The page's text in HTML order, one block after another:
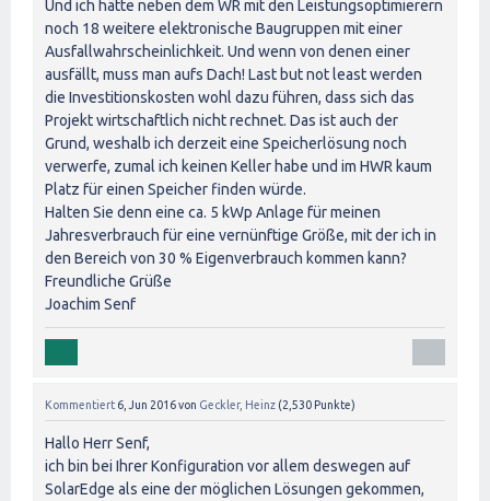
Und ich hätte neben dem WR mit den Leistungsoptimierern
noch 18 weitere elektronische Baugruppen mit einer
Ausfallwahrscheinlichkeit. Und wenn von denen einer
ausfällt, muss man aufs Dach! Last but not least werden
die Investitionskosten wohl dazu führen, dass sich das
Projekt wirtschaftlich nicht rechnet. Das ist auch der
Grund, weshalb ich derzeit eine Speicherlösung noch
verwerfe, zumal ich keinen Keller habe und im HWR kaum
Platz für einen Speicher finden würde.
Halten Sie denn eine ca. 5 kWp Anlage für meinen
Jahresverbrauch für eine vernünftige Größe, mit der ich in
den Bereich von 30 % Eigenverbrauch kommen kann?
Freundliche Grüße
Joachim Senf
Kommentiert 6, Jun 2016von Geckler, Heinz (2,530 Punkte)
Hallo Herr Senf,
ich bin bei Ihrer Konfiguration vor allem deswegen auf
SolarEdge als eine der möglichen Lösungen gekommen,